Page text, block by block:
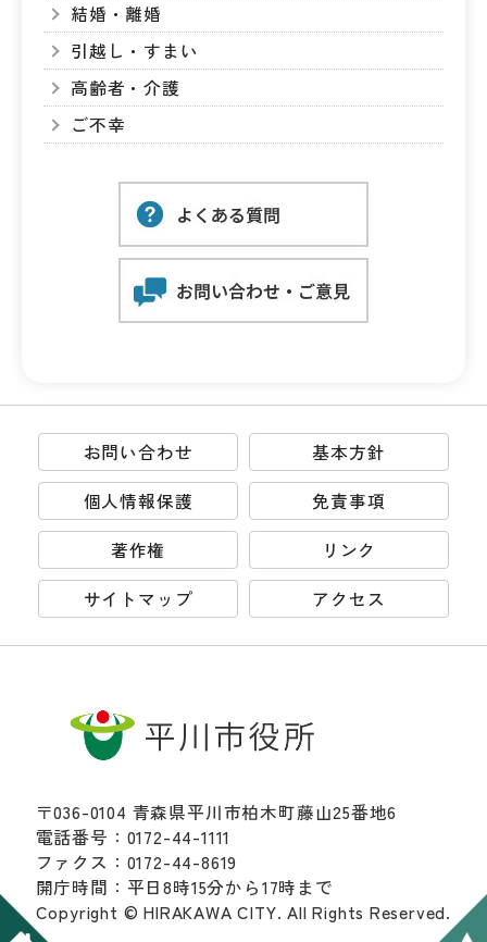
結婚・離婚
引越し・すまい
高齢者・介護
ご不幸
お問い合わせ
基本方針
個人情報保護
免責事項
著作権
リンク
サイトマップ
アクセス
〒036-0104 青森県平川市柏木町藤山25番地6
電話番号：0172-44-1111
ファクス：0172-44-8619
開庁時間：平日8時15分から17時まで
Copyright © HIRAKAWA CITY. All Rights Reserved.